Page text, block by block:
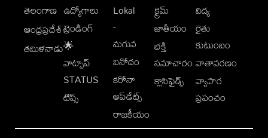
తెలంగాణ
ఆంధ్రప్రదేశ్
తమిళనాడు
ఉద్యోగాలు
ట్రెండింగ్
🌟
వాట్సాప్
STATUS
టిప్స్
Lokal
-
మగువ
వినోదం
కరోనా
అప్‌డేట్స్
రాజకీయం
క్రైమ్
జాతీయం
భక్తి
సమాచారం
క్లాసిఫైడ్స్
విద్య
రైతు
కుటుంబం
వాతావరణం
వ్యాపార
ప్రపంచం